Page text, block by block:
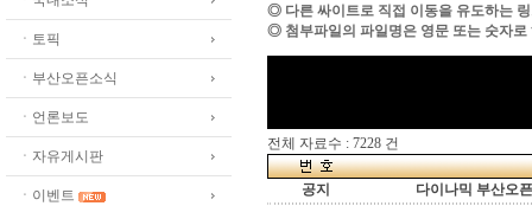
ㆍ토픽
ㆍ부산오픈소식
ㆍ언론보도
ㆍ자유게시판
ㆍ이벤트
◎ 다른 싸이트로 직접 이동을 유도하는
◎ 첨부파일의 파일명은 영문 또는 숫자로
전체 자료수 : 7228 건
공지
다이나믹 부산오